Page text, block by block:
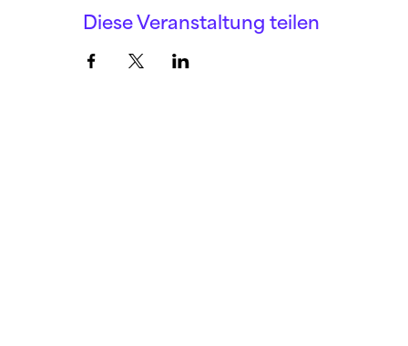
Diese Veranstaltung teilen